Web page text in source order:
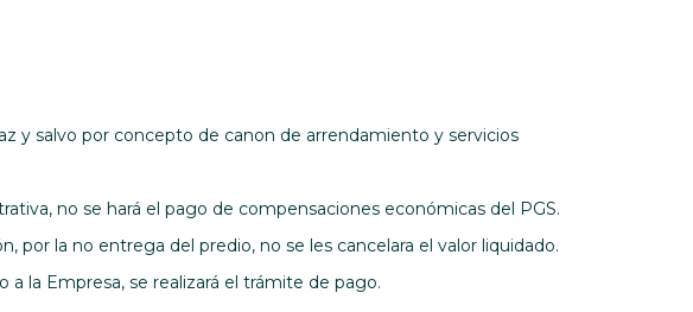
y salvo por concepto de canon de arrendamiento y servicios
no se hará el pago de compensaciones económicas del PGS.
por la no entrega del predio, no se les cancelara el valor liquidado.
la Empresa, se realizará el trámite de pago.